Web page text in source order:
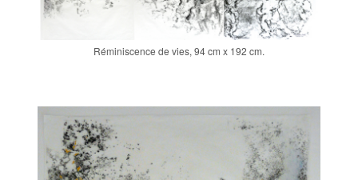
Réminiscence de vies, 94 cm x 192 cm.